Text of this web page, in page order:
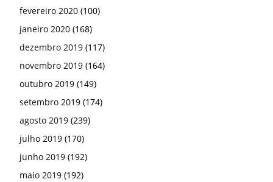
fevereiro 2020 (100)
janeiro 2020 (168)
dezembro 2019 (117)
novembro 2019 (164)
outubro 2019 (149)
setembro 2019 (174)
agosto 2019 (239)
julho 2019 (170)
junho 2019 (192)
maio 2019 (192)